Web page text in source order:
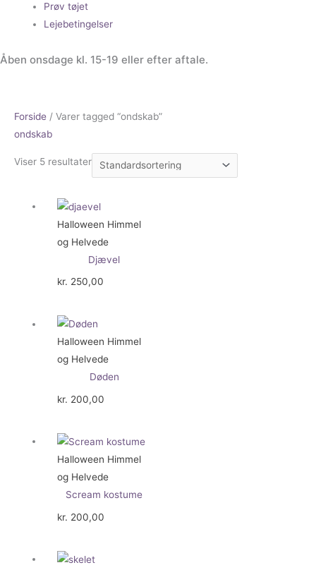
Prøv tøjet
Lejebetingelser
Åben onsdage kl. 15-19 eller efter aftale.
Forside / Varer tagged “ondskab”
ondskab
Viser 5 resultater
Halloween Himmel
og Helvede
Djævel
kr. 250,00
Halloween Himmel
og Helvede
Døden
kr. 200,00
Halloween Himmel
og Helvede
Scream kostume
kr. 200,00